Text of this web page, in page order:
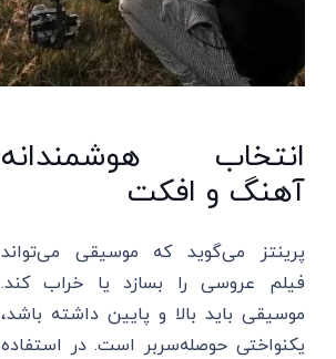
انتخاب هوشمندانه
آهنگ و افکت
پرینتز می‌گوید که موسیقی می‌تواند
فیلم عروسی را بسازد یا خراب کند.
موسیقی باید بالا و پایین داشته باشد،
یکنواختی حوصله‌سربر است. در استفاده